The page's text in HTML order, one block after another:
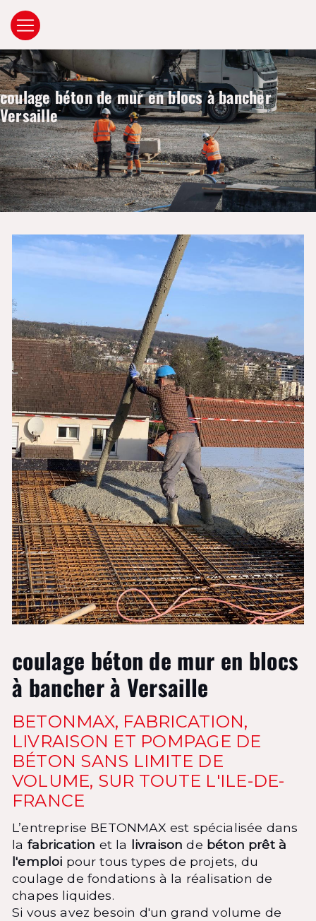
coulage béton de mur en blocs à bancher
Versaille
coulage béton de mur en blocs
à bancher à Versaille
BETONMAX, FABRICATION,
LIVRAISON ET POMPAGE DE
BÉTON SANS LIMITE DE
VOLUME, SUR TOUTE L'ILE-DE-
FRANCE
L’entreprise BETONMAX est spécialisée dans
la fabrication et la livraisonde béton prêt à
l'emploi pour tous types de projets, du
coulage de fondations à la réalisation de
chapes liquides.
Si vous avez besoin d'un grand volume de
Panneau de gestion des cookies